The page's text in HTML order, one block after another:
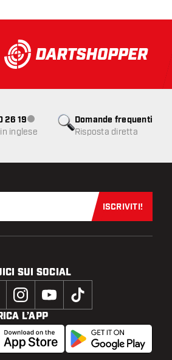
Spedizione gratuitada € 75
Domande frequenti
Risposta diretta
26 19Servizio clienti non disponibile
inglese
Iscriviti
ISCRIVITI!
SUI SOCIAL
L’APP